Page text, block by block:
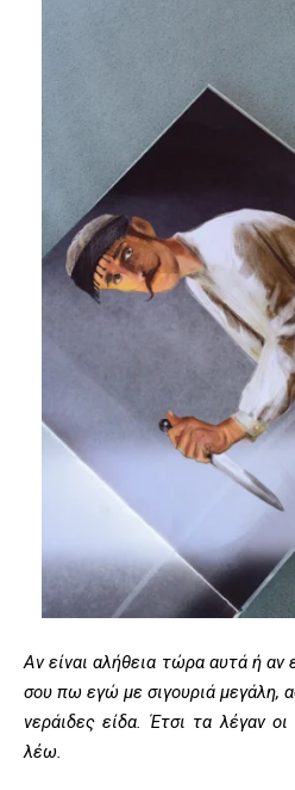
Αν είναι αλήθεια τώρα αυτά ή αν
σου πω εγώ με σιγουριά μεγάλη,
νεράιδες είδα. Έτσι τα λέγαν
λέω.